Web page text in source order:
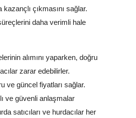
çıkmasını sağlar.
daha verimli hale
alımını yaparken, doğru
zarar edebilirler.
ve güncel fiyatları sağlar.
ve güvenli anlaşmalar
satıcıları ve hurdacılar her